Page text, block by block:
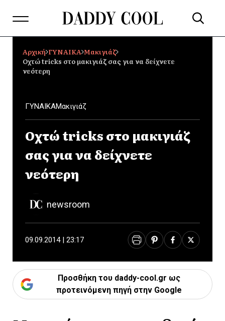
Αρχική ΓΥΝΑΙΚΑ Μακιγιάζ
Οχτώ tricks στο μακιγιάζ σας για να δείχνετε
νεότερη
ΓΥΝΑΙΚΑΜακιγιάζ
Οχτώ tricks στο μακιγιάζ
σας για να δείχνετε
νεότερη
newsroom
09.09.2014 | 23:17
Προσθήκη του daddy-cool.gr ως
προτεινόμενη πηγή στην Google